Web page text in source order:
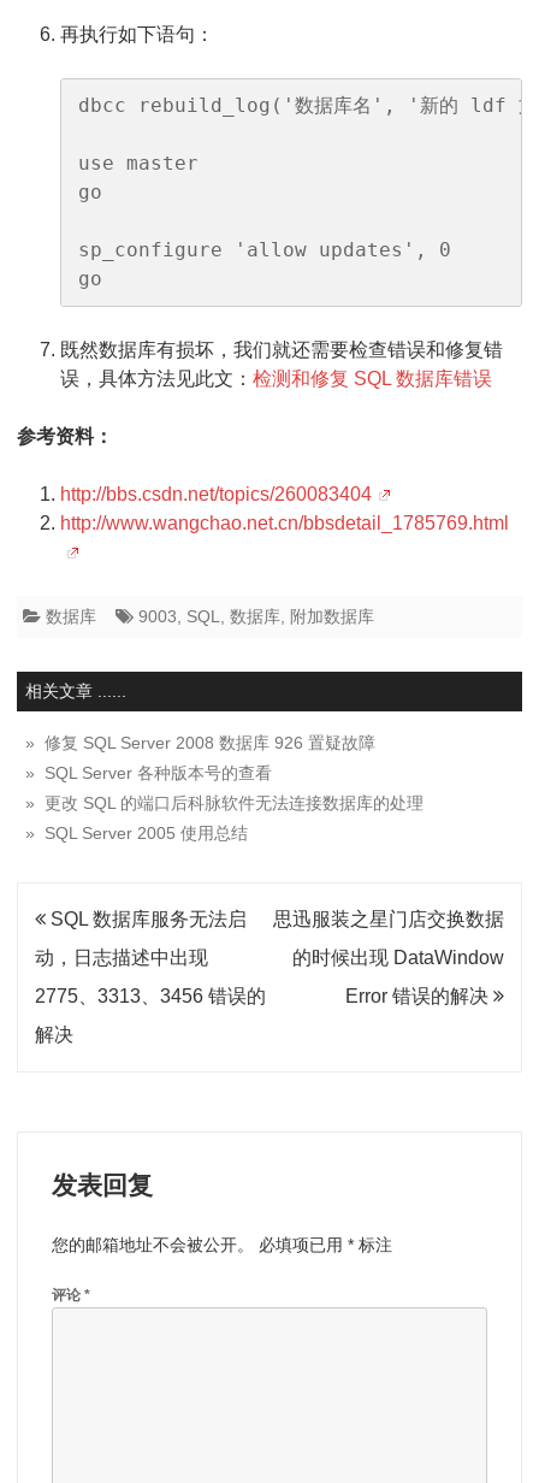
再执行如下语句：
dbcc rebuild_log('数据库名', '新的 ldf 文件
use master
go
sp_configure 'allow updates', 0
go
既然数据库有损坏，我们就还需要检查错误和修复错
误，具体方法见此文： 检测和修复 SQL 数据库错误
参考资料：
http://bbs.csdn.net/topics/260083404
http://www.wangchao.net.cn/bbsdetail_1785769.html
数据库 9003 SQL 数据库 附加数据库
相关文章 ......
» 修复 SQL Server 2008 数据库 926 置疑故障
» SQL Server 各种版本号的查看
» 更改 SQL 的端口后科脉软件无法连接数据库的处理
» SQL Server 2005 使用总结
文
章
导
航
SQL 数据库服务无法启
动，日志描述中出现
2775、3313、3456 错误的
解决
思迅服装之星门店交换数据
的时候出现 DataWindow
Error 错误的解决
发表回复
您的邮箱地址不会被公开。 必填项已用 * 标注
评论 *